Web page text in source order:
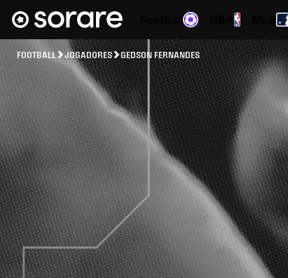
FOOTBALL JOGADORES GEDSON FERNANDES